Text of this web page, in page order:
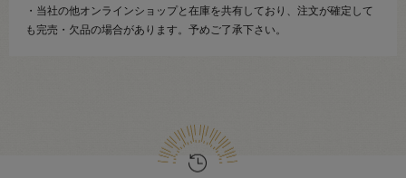
・当社の他オンラインショップと在庫を共有しており、注文が確定して
も完売・欠品の場合があります。予めご了承下さい。